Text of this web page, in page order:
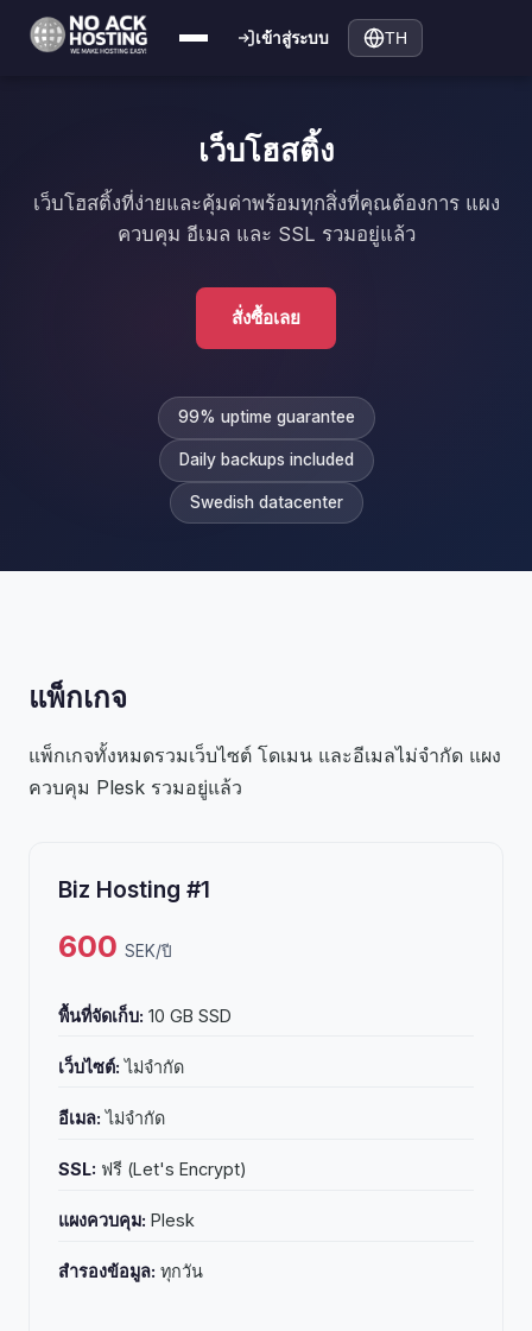
เข้าสู่ระบบ TH
เว็บโฮสติ้ง
เว็บโฮสติ้งที่ง่ายและคุ้มค่าพร้อมทุกสิ่งที่คุณต้องการ แผง
ควบคุม อีเมล และ SSL รวมอยู่แล้ว
สั่งซื้อเลย
99% uptime guarantee
Daily backups included
Swedish datacenter
แพ็กเกจ
แพ็กเกจทั้งหมดรวมเว็บไซต์ โดเมน และอีเมลไม่จำกัด แผง
ควบคุม Plesk รวมอยู่แล้ว
Biz Hosting #1
600 SEK/ปี
พื้นที่จัดเก็บ: 10 GB SSD
เว็บไซต์: ไม่จำกัด
อีเมล: ไม่จำกัด
SSL: ฟรี (Let's Encrypt)
แผงควบคุม: Plesk
สำรองข้อมูล: ทุกวัน